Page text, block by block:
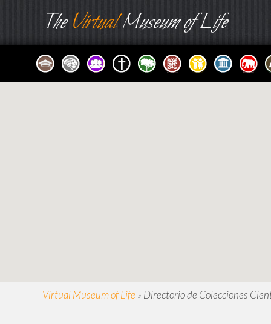
TheVirtualMuseum of Life
Virtual Museum of Life » Directorio de Colecciones